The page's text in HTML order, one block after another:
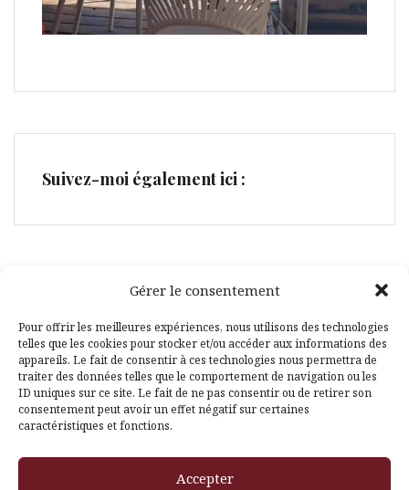
Gérer le consentement
Pour offrir les meilleures expériences, nous utilisons des technologies
telles que les cookies pour stocker et/ou accéder aux informations des
appareils. Le fait de consentir à ces technologies nous permettra de
traiter des données telles que le comportement de navigation ou les
ID uniques sur ce site. Le fait de ne pas consentir ou de retirer son
consentement peut avoir un effet négatif sur certaines
caractéristiques et fonctions.
Accepter
Suivez-moi également ici :
Facebook
Pinterest